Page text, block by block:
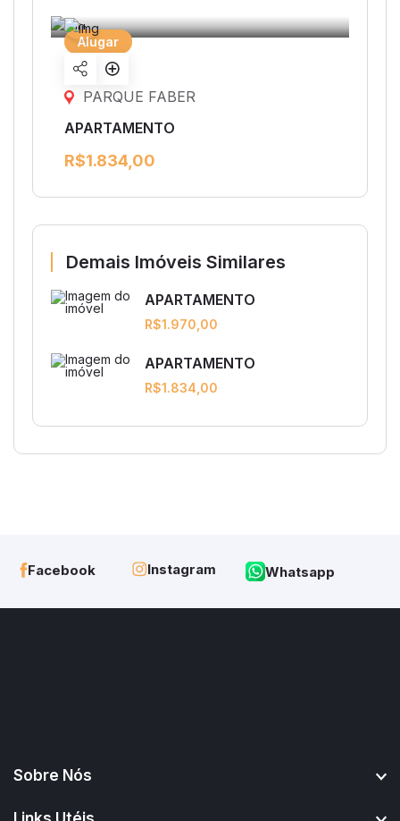
Alugar
Sharelisting
PARQUE FABER
APARTAMENTO
R$1.834,00
Demais Imóveis Similares
APARTAMENTO
R$1.970,00
APARTAMENTO
R$1.834,00
Facebook Instagram Whatsapp
Sobre Nós